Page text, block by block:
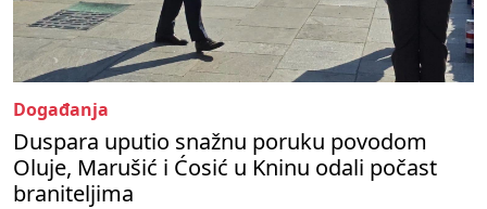
Događanja
Duspara uputio snažnu poruku povodom
Oluje, Marušić i Ćosić u Kninu odali počast
braniteljima